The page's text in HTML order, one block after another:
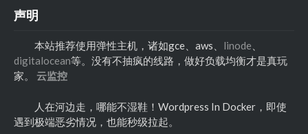
声明
本站推荐使用弹性主机，诸如gce、aws、 linode
digitalocean等。没有不抽疯的线路，做好负载均衡才是真玩
家。 云监控
人在河边走，哪能不湿鞋！Wordpress In Docker，即使
遇到极端恶劣情况，也能秒级拉起。